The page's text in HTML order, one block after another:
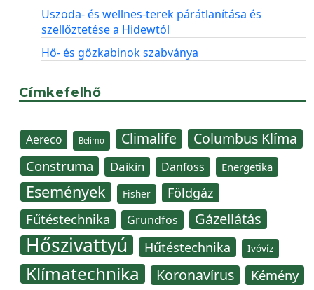
Uszoda- és wellnes-terek párátlanítása és
szellőztetése a Hidewtól
Hő- és gőzkabinok szabványa
Címkefelhő
Aereco Belimo Climalife Columbus Klíma
Construma Daikin Danfoss Energetika
Események Fisher Földgáz
Fűtéstechnika Grundfos Gázellátás
Hőszivattyú Hűtéstechnika Ivóvíz
Klímatechnika Koronavírus Kémény